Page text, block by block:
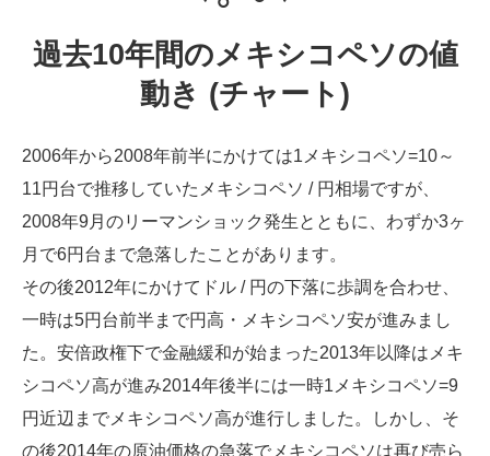
過去10年間のメキシコペソの値
動き (チャート)
2006年から2008年前半にかけては1メキシコペソ=10～
11円台で推移していたメキシコペソ / 円相場ですが、
2008年9月のリーマンショック発生とともに、わずか3ヶ
月で6円台まで急落したことがあります。
その後2012年にかけてドル / 円の下落に歩調を合わせ、
一時は5円台前半まで円高・メキシコペソ安が進みまし
た。安倍政権下で金融緩和が始まった2013年以降はメキ
シコペソ高が進み2014年後半には一時1メキシコペソ=9
円近辺までメキシコペソ高が進行しました。しかし、そ
の後2014年の原油価格の急落でメキシコペソは再び売ら